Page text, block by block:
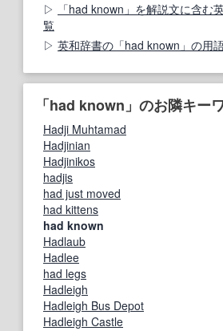
「had known」を解説文に含む
覧
英和辞書の「had known」の用
「had known」のお隣キー
Hadji Muhtamad
Hadjinian
Hadjinikos
hadjis
had just moved
had kittens
had known
Hadlaub
Hadlee
had legs
Hadleigh
Hadleigh Bus Depot
Hadleigh Castle